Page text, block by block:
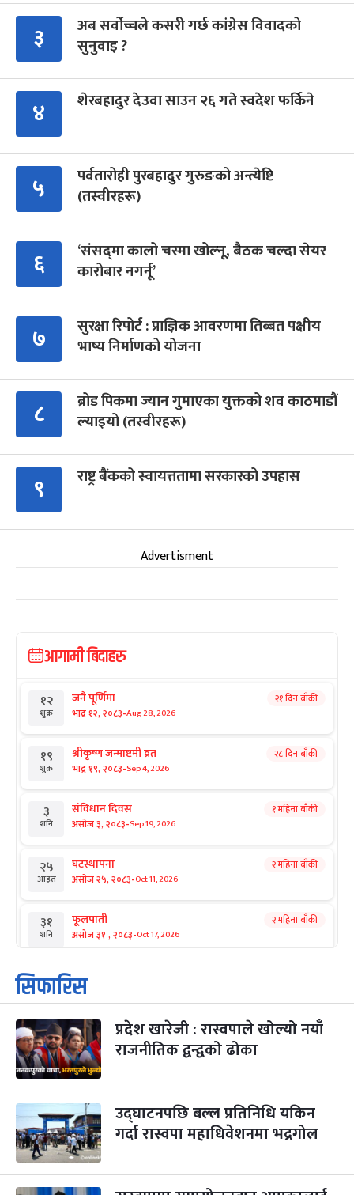
३
अब सर्वोच्चले कसरी गर्छ कांग्रेस विवादको
सुनुवाइ ?
४ शेरबहादुर देउवा साउन २६ गते स्वदेश फर्किने
५
पर्वतारोही पुरबहादुर गुरुङको अन्त्येष्टि
(तस्वीरहरू)
६
‘संसद्‍मा कालो चस्मा खोल्नू, बैठक चल्दा सेयर
कारोबार नगर्नू’
७
सुरक्षा रिपोर्ट : प्राज्ञिक आवरणमा तिब्बत पक्षीय
भाष्य निर्माणको योजना
८
ब्रोड पिकमा ज्यान गुमाएका युक्तको शव काठमाडौं
ल्याइयो (तस्वीरहरू)
९ राष्ट्र बैंकको स्वायत्ततामा सरकारको उपहास
Advertisment
आगामी बिदाहरु
१२
शुक्र
जनै पूर्णिमा
भाद्र १२, २०८३-Aug 28, 2026
२१ दिन बाँकी
१९
शुक्र
श्रीकृष्ण जन्माष्टमी व्रत
भाद्र १९, २०८३-Sep 4, 2026
२८ दिन बाँकी
३
शनि
संविधान दिवस
असोज ३, २०८३-Sep 19, 2026
१ महिना बाँकी
२५
आइत
घटस्थापना
असोज २५, २०८३-Oct 11, 2026
२ महिना बाँकी
३१
शनि
फूलपाती
असोज ३१ , २०८३-Oct 17, 2026
२ महिना बाँकी
१
आइत
कार्तिक सङ्क्रान्ति
कार्तिक १, २०८३
३
मंगल
महानवमी
कार्तिक ३, २०८३-Oct 20, 2026
२ महिना बाँकी
४
बुध कार्तिक ४, २०८३ Oct 21, 2026
५
बिहि
पापा‌ङ्कुशा एकादशी व्रत
कार्तिक ५, २०८३
२ महिना बाँकी
सिफारिस
प्रदेश खारेजी : रास्वपाले खोल्यो नयाँ
राजनीतिक द्वन्द्वको ढोका
उद्घाटनपछि बल्ल प्रतिनिधि यकिन
गर्दा रास्वपा महाधिवेशनमा भद्रगोल